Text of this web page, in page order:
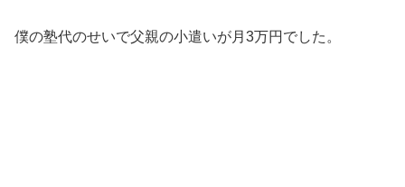
僕の塾代のせいで父親の小遣いが月3万円でした。